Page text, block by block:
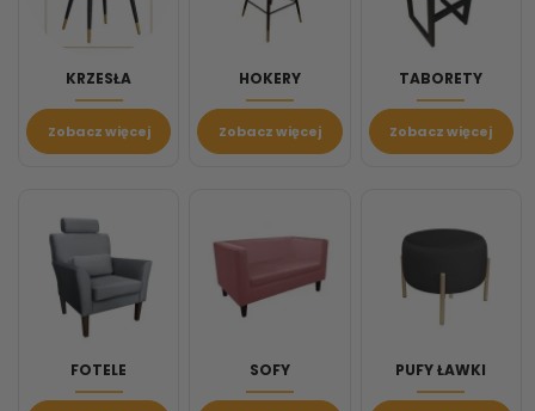
KRZESŁA
Zobacz więcej
HOKERY
Zobacz więcej
TABORETY
Zobacz więcej
FOTELE SOFY PUFY ŁAWKI